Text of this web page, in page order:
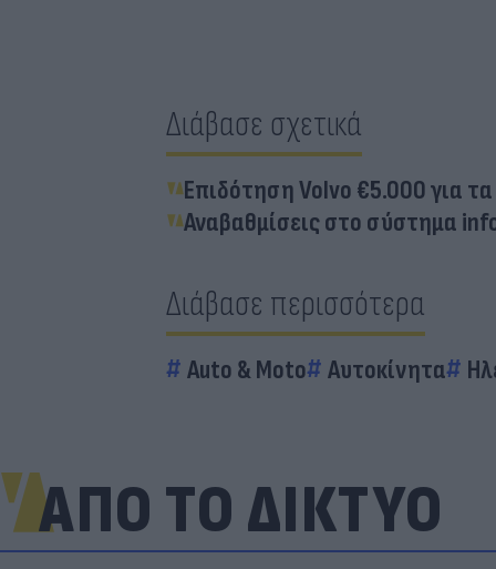
Διάβασε σχετικά
Επιδότηση Volvo €5.000 για τα
Αναβαθμίσεις στο σύστημα
Διάβασε περισσότερα
Auto & Moto Αυτοκίνητα
ΑΠΟ ΤΟ ΔΙΚΤΥΟ